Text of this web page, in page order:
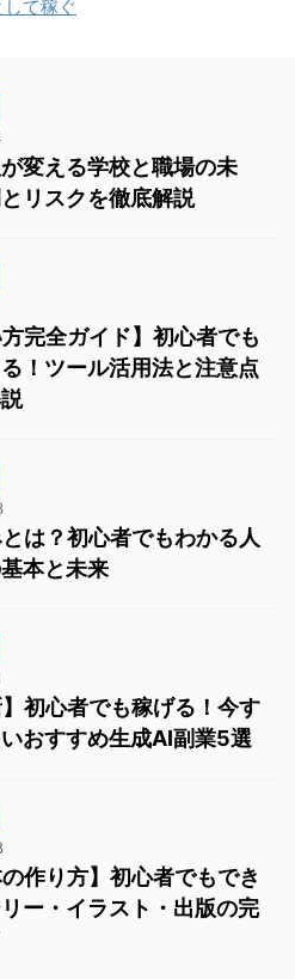
て稼ぐ
が変える学校と職場の未
リスクを徹底解説
方完全ガイド】初心者でも
！ツール活用法と注意点
は？初心者でもわかる人
本と未来
】初心者でも稼げる！今す
おすすめ生成AI副業5選
の作り方】初心者でもでき
ー・イラスト・出版の完